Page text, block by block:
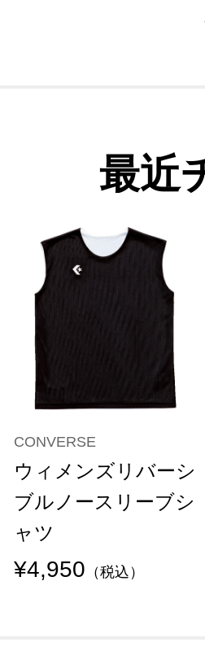
最近
CONVERSE
ウィメンズリバーシ
ブルノースリーブシ
ャツ
¥4,950 （税込）